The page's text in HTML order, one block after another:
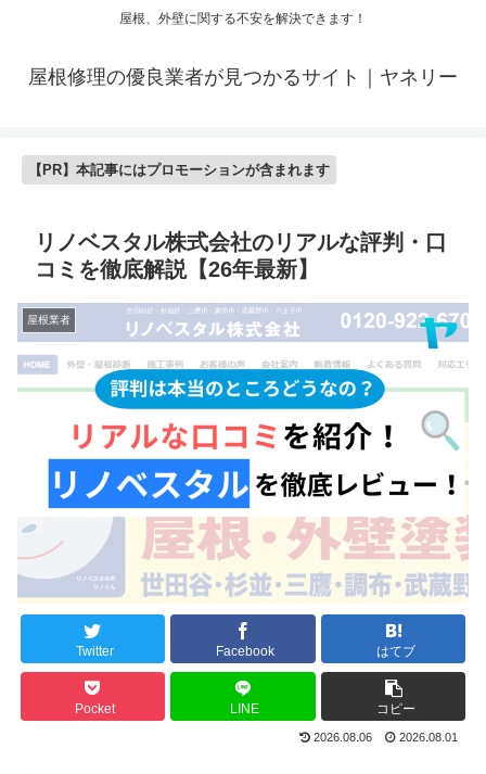
屋根、外壁に関する不安を解決できます！
屋根修理の優良業者が見つかるサイト｜ヤネリー
【PR】本記事にはプロモーションが含まれます
リノベスタル株式会社のリアルな評判・口
コミを徹底解説【26年最新】
屋根業者
Twitter Facebook はてブ
Pocket LINE コピー
2026.08.06 2026.08.01